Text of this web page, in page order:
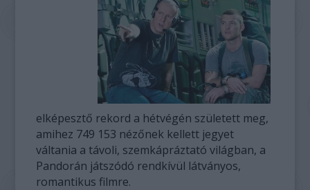
elképesztő rekord a hétvégén született meg,
amihez 749 153 nézőnek kellett jegyet
váltania a távoli, szemkápráztató világban, a
Pandorán játszódó rendkívül látványos,
romantikus filmre.